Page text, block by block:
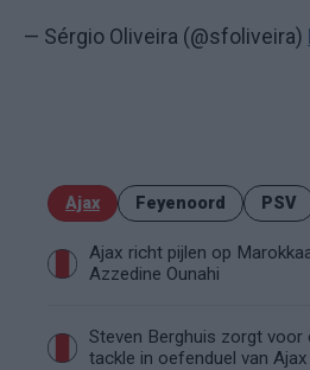
— Sérgio Oliveira (@sfoliveira)
Ajax Feyenoord PSV
Ajax richt pijlen op
Azzedine Ounahi
Steven Berghuis zorgt voor
tackle in oefenduel van Ajax